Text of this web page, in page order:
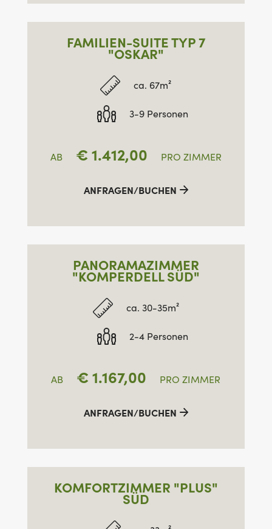
FAMILIEN-SUITE TYP 7
"OSKAR"
ca. 67m²
3-9 Personen
AB € 1.412,00 PRO ZIMMER
ANFRAGEN/BUCHEN
PANORAMAZIMMER
"KOMPERDELL SÜD"
ca. 30-35m²
2-4 Personen
AB €1.167,00 PRO ZIMMER
ANFRAGEN/BUCHEN
KOMFORTZIMMER "PLUS"
SÜD